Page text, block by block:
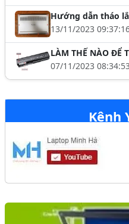
Hướng dẫn tháo
13/11/2023
LÀM THẾ NÀO ĐỂ
07/11/2023 08:34:53
Kênh